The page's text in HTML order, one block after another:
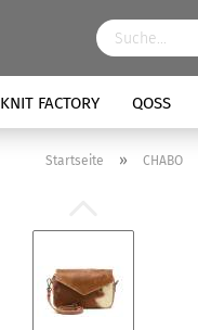
KNIT FACTORY QOSS
Startseite » CHABO